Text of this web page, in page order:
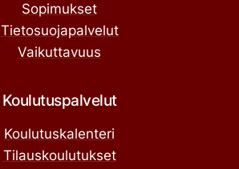
Sopimukset
Tietosuojapalvelut
Vaikuttavuus
Koulutuspalvelut
Koulutuskalenteri
Tilauskoulutukset